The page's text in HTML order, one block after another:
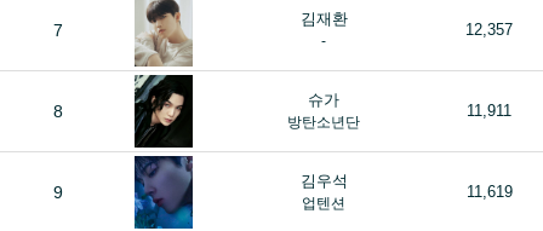
7
김재환
-
12,357
8
슈가
방탄소년단
11,911
9
김우석
업텐션
11,619